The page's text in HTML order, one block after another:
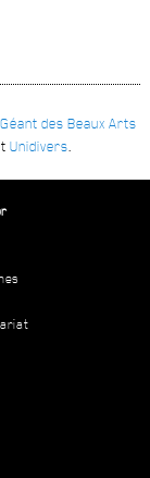
Géant des Beaux Arts
Unidivers